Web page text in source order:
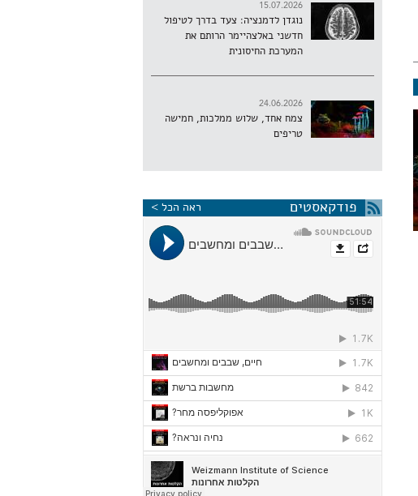
15.07.2026
נוגדן לדמנציה: צעד בדרך לטיפול
חדשני באלצהיימר הרותם את
המערכת החיסונית
24.06.2026
צמח אחד, שלוש ממלכות, חמישה
טריפים
פודקאסטים ראה הכל >